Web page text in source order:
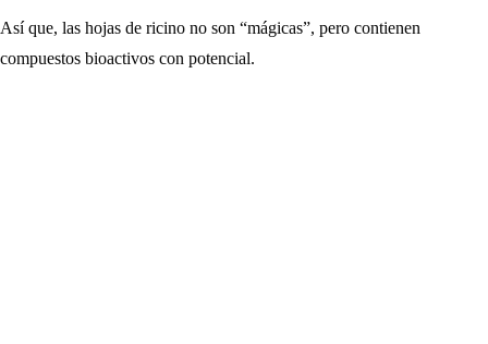
Así que, las hojas de ricino no son “mágicas”, pero contienen
compuestos bioactivos con potencial.